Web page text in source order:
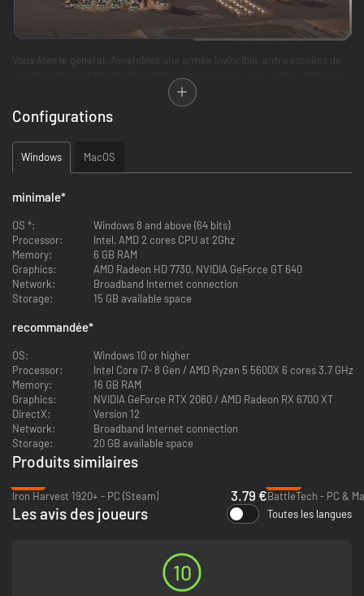
Vous êtes le général.
Assemblez une armée invincible, entre essaims de
votre formation et déployez vos troupes. Déchaînez ensuite vos forces
pour écraser l'ennemi dans des batailles en 3D somptueuses.
Chaque décision compte.Analysez le champ de bataille en évolution
parfaits et dominez vos adversaires avec vos plans de guerre. La victoire
main.
technologies de vos unités au hangar et débloquez des améliorations
spécifiques en cours de combat pour contrer l'ennemi. Faites de vos
snipers des spécialistes de l'éradication d'essaims sous un déluge de feu
Configurations
Windows MacOS
minimale*
OS *:
Windows 8 and above (64 bits)
Processor:
Intel, AMD 2 cores CPU at 2Ghz
Memory:
6 GB RAM
Graphics:
AMD Radeon HD 7730, NVIDIA GeForce GT 640
Network:
Broadband Internet connection
Storage:
15 GB available space
recommandée*
OS:
Windows 10 or higher
Processor:
Intel Core i7- 8 Gen / AMD Ryzen 5 5600X 6 cores 3.7 GHz
Memory:
16 GB RAM
Graphics:
NVIDIA GeForce RTX 2080 / AMD Radeon RX 6700 XT
DirectX:
Version 12
Network:
Broadband Internet connection
Storage:
20 GB available space
Produits similaires
Iron Harvest 1920+ - PC (Steam)
3.79 €BattleTech - PC &
Les avis des joueurs Toutes les langues
10